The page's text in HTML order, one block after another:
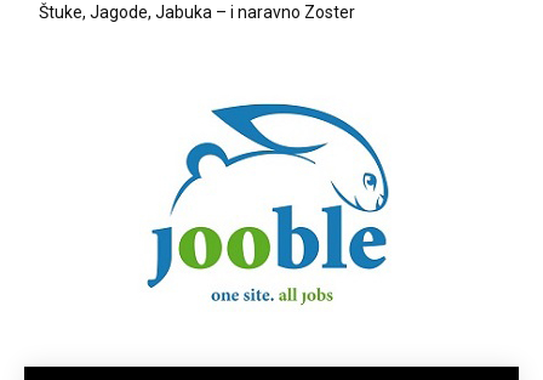
Štuke, Jagode, Jabuka – i naravno Zoster